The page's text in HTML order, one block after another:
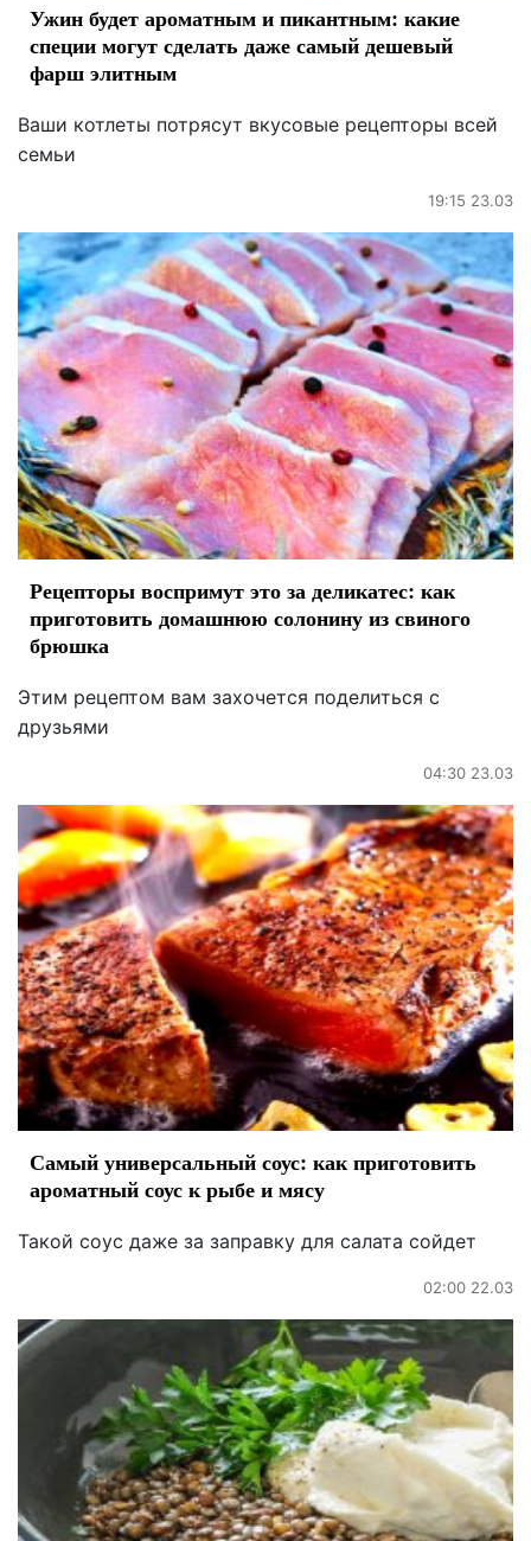
Ужин будет ароматным и пикантным: какие
специи могут сделать даже самый дешевый
фарш элитным
Ваши котлеты потрясут вкусовые рецепторы всей
семьи
19:15 23.03
Рецепторы воспримут это за деликатес: как
приготовить домашнюю солонину из свиного
брюшка
Этим рецептом вам захочется поделиться с
друзьями
04:30 23.03
Самый универсальный соус: как приготовить
ароматный соус к рыбе и мясу
Такой соус даже за заправку для салата сойдет
02:00 22.03